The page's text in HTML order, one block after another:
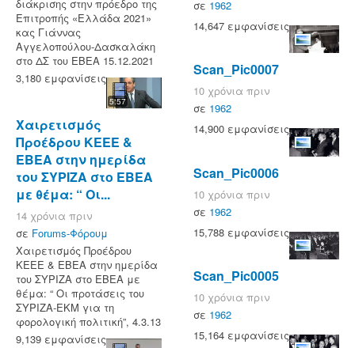
διάκρισης στην πρόεδρο της
Επιτροπής «Ελλάδα 2021»
κας Γιάννας
Αγγελοπούλου-Δασκαλάκη
στο ΔΣ του ΕΒΕΑ 15.12.2021
3,180 εμφανίσεις
5:57
Χαιρετισμός
Προέδρου ΚΕΕΕ &
ΕΒΕΑ στην ημερίδα
του ΣΥΡΙΖΑ στο ΕΒΕΑ
με θέμα: “ Οι...
14 χρόνια πριν
σε Forums-Φόρουμ
Χαιρετισμός Προέδρου
ΚΕΕΕ & ΕΒΕΑ στην ημερίδα
του ΣΥΡΙΖΑ στο ΕΒΕΑ με
θέμα: “ Οι προτάσεις του
ΣΥΡΙΖΑ-ΕΚΜ για τη
φορολογική πολιτική”, 4.3.13
9,139 εμφανίσεις
σε 1962
14,647 εμφανίσεις
Scan_Pic0007
10 χρόνια πριν
σε 1962
14,900 εμφανίσεις
Scan_Pic0006
10 χρόνια πριν
σε 1962
15,788 εμφανίσεις
Scan_Pic0005
10 χρόνια πριν
σε 1962
15,164 εμφανίσεις